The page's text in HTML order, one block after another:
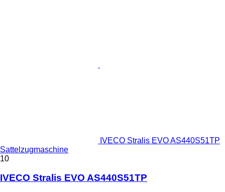
IVECO Stralis EVO AS440S51TP
Sattelzugmaschine
10
IVECO Stralis EVO AS440S51TP